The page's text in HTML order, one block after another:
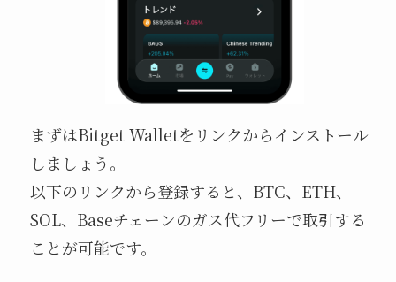
まずはBitget Walletをリンクからインストール
しましょう。
以下のリンクから登録すると、BTC、ETH、
SOL、Baseチェーンのガス代フリーで取引する
ことが可能です。